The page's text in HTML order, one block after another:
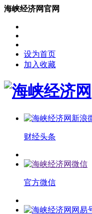
海峡经济网官网
设为首页
加入收藏
财经头条
官方微信